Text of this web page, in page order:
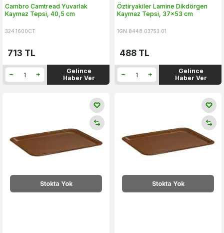
Cambro Camtread Yuvarlak
Kaymaz Tepsi, 40,5 cm
324.1600CT
713 TL
Gelince
Haber Ver
Öztiryakiler Lamine Dikdörgen
Kaymaz Tepsi, 37x53 cm
1GN.8448.03753.01
488 TL
Gelince
Haber Ver
Stokta Yok Stokta Yok